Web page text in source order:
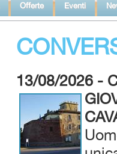
Offerte Eventi
13/08/2026 -